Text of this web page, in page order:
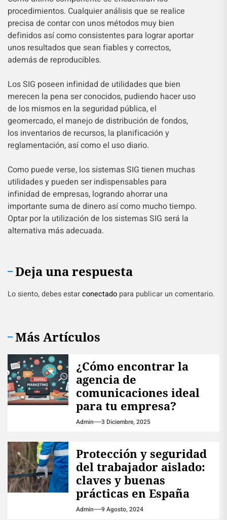
procedimientos. Cualquier análisis que se realice
precisa de contar con unos métodos muy bien
definidos así como consistentes para lograr aportar
unos resultados que sean fiables y correctos,
además de reproducibles.
Los SIG poseen infinidad de utilidades que bien
merecen la pena ser conocidos, pudiendo hacer uso
de los mismos en la seguridad pública, el
geomercado, el manejo de distribución de fondos,
los inventarios de recursos, la planificación y
reglamentación, así como el uso diario.
Como puede verse, los sistemas SIG tienen muchas
utilidades y pueden ser indispensables para
infinidad de empresas, logrando ahorrar una
importante suma de dinero así como mucho tiempo.
Optar por la utilización de los sistemas SIG será la
alternativa más adecuada.
Deja una respuesta
Lo siento, debes estarconectado para publicar un comentario.
Más Artículos
¿Cómo encontrar la
agencia de
comunicaciones ideal
para tu empresa?
Admin 3 Diciembre, 2025
Protección y seguridad
del trabajador aislado:
claves y buenas
prácticas en España
Admin 9 Agosto, 2024